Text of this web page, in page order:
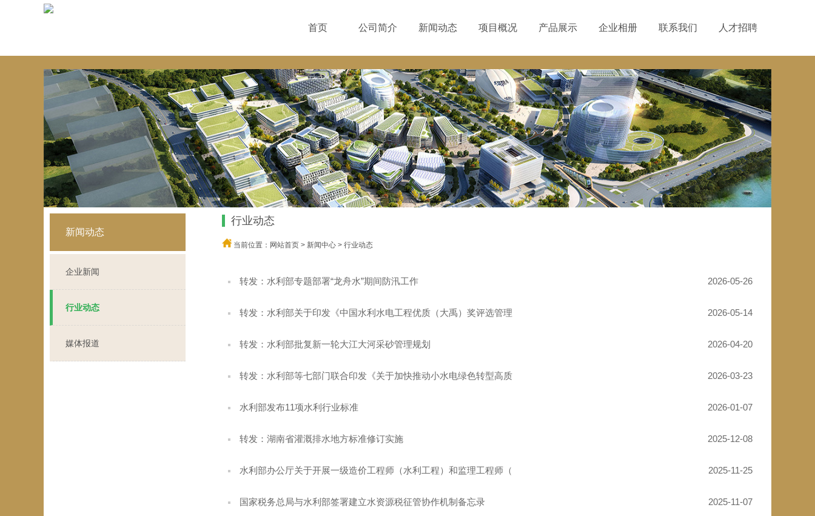
首页 公司简介 新闻动态 项目概况 产品展示 企业相册 联系我们 人才招聘
菜单名称
行业动态
当前位置： 网站首页 > 新闻中心 > 行业动态
转发：水利部专题部署“龙舟水”期间防汛工作 2026-05-26
转发：水利部关于印发《中国水利水电工程优质（大禹）奖评选管理 2026-05-14
转发：水利部批复新一轮大江大河采砂管理规划 2026-04-20
转发：水利部等七部门联合印发《关于加快推动小水电绿色转型高质 2026-03-23
水利部发布11项水利行业标准 2026-01-07
转发：湖南省灌溉排水地方标准修订实施 2025-12-08
水利部办公厅关于开展一级造价工程师（水利工程）和监理工程师（ 2025-11-25
国家税务总局与水利部签署建立水资源税征管协作机制备忘录 2025-11-07
新闻动态
企业新闻
行业动态
媒体报道